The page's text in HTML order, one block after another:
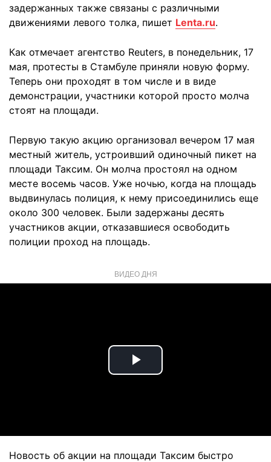
задержанных также связаны с различными
движениями левого толка, пишет Lenta.ru.
Как отмечает агентство Reuters, в понедельник, 17
мая, протесты в Стамбуле приняли новую форму.
Теперь они проходят в том числе и в виде
демонстрации, участники которой просто молча
стоят на площади.
Первую такую акцию организовал вечером 17 мая
местный житель, устроивший одиночный пикет на
площади Таксим. Он молча простоял на одном
месте восемь часов. Уже ночью, когда на площадь
выдвинулась полиция, к нему присоединились еще
около 300 человек. Были задержаны десять
участников акции, отказавшиеся освободить
полиции проход на площадь.
ВИДЕО ДНЯ
Play
Новость об акции на площади Таксим быстро